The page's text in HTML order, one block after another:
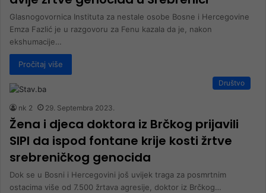
Glasnogovornica Instituta za nestale osobe Bosne i Hercegovine
Emza Fazlić je u razgovoru za Fenu kazala da je, nakon
ekshumacije…
Pročitaj više
Društvo
nk 2 29. Septembra 2023.
Žena i djeca doktora iz Brčkog prijavili
SIPI da ispod fontane krije kosti žrtve
srebreničkog genocida
Dok se u Bosni i Hercegovini još uvijek traga za posmrtnim
ostacima više od 7.500 žrtava agresije, doktor iz Brčkog…